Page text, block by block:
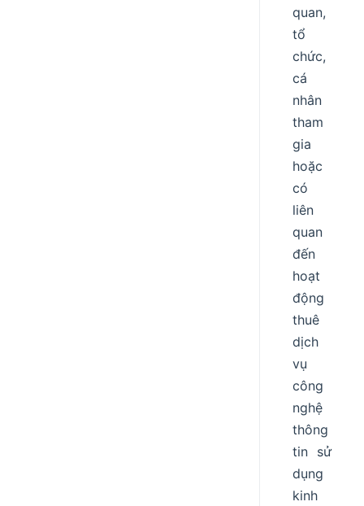
quan,
tổ
chức,
cá
nhân
tham
gia
hoặc
có
liên
quan
đến
hoạt
động
thuê
dịch
vụ
công
nghệ
thông
tin sử
dụng
kinh